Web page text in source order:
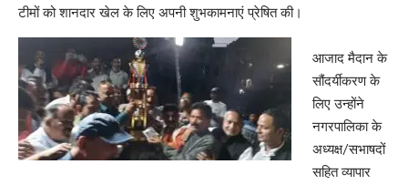
टीमों को शानदार खेल के लिए अपनी शुभकामनाएं प्रेषित की।
आजाद मैदान के
सौंदर्यीकरण के
लिए उन्होंने
नगरपालिका के
अध्यक्ष/सभाषदों
सहित व्यापार